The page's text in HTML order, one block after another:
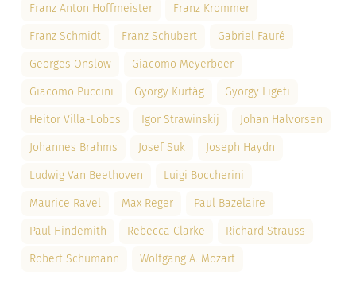
Franz Anton Hoffmeister Franz Krommer
Franz Schmidt Franz Schubert Gabriel Fauré
Georges Onslow Giacomo Meyerbeer
Giacomo Puccini György Kurtág György Ligeti
Heitor Villa-Lobos Igor Strawinskij Johan Halvorsen
Johannes Brahms Josef Suk Joseph Haydn
Ludwig Van Beethoven Luigi Boccherini
Maurice Ravel Max Reger Paul Bazelaire
Paul Hindemith Rebecca Clarke Richard Strauss
Robert Schumann Wolfgang A. Mozart